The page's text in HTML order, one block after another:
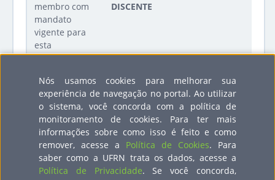
Nós usamos cookies para melhorar sua
experiência de navegação no portal. Ao utilizar
o sistema, você concorda com a política de
monitoramento de cookies. Para ter mais
informações sobre como isso é feito e como
remover, acesse a Política de Cookies. Para
saber como a UFRN trata os dados, acesse a
Política de Privacidade. Se você concorda,
membro com
mandato
vigente para
esta
representação.
DISCENTE
Não há
membro
suplente com
mandato
vigente para
esta
representação.
Não há membro
suplente com
mandato vigente
para esta
representação.
Não